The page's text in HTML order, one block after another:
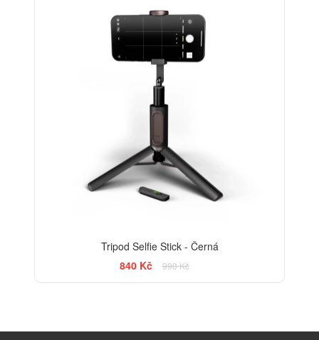
Tripod Selfie Stick - Černá
840 Kč
990 Kč